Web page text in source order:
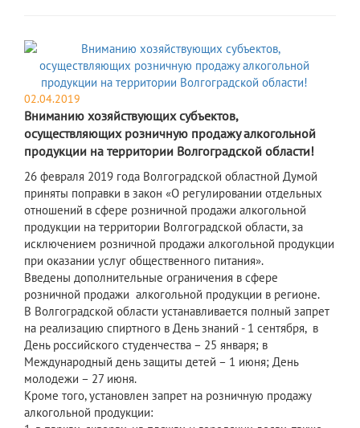
02.04.2019
Вниманию хозяйствующих субъектов,
осуществляющих розничную продажу алкогольной
продукции на территории Волгоградской области!
26 февраля 2019 года Волгоградской областной Думой
приняты поправки в закон «О регулировании отдельных
отношений в сфере розничной продажи алкогольной
продукции на территории Волгоградской области, за
исключением розничной продажи алкогольной продукции
при оказании услуг общественного питания».
Введены дополнительные ограничения в сфере
розничной продажи алкогольной продукции в регионе.
В Волгоградской области устанавливается полный запрет
на реализацию спиртного в День знаний - 1 сентября, в
День российского студенчества – 25 января; в
Международный день защиты детей – 1 июня; День
молодежи – 27 июня.
Кроме того, установлен запрет на розничную продажу
алкогольной продукции: